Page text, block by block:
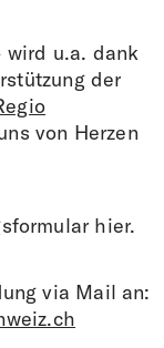
wird u.a. dank
der
von Herzen
hier.
via Mail an: